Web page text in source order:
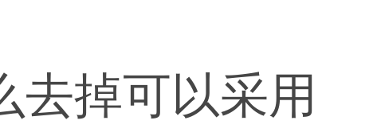
去掉可以采用